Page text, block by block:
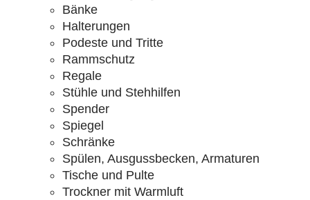
Bänke
Halterungen
Podeste und Tritte
Rammschutz
Regale
Stühle und Stehhilfen
Spender
Spiegel
Schränke
Spülen, Ausgussbecken, Armaturen
Tische und Pulte
Trockner mit Warmluft